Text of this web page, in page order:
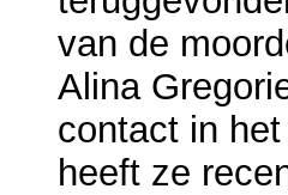
van de
Alina
contact in
heeft ze